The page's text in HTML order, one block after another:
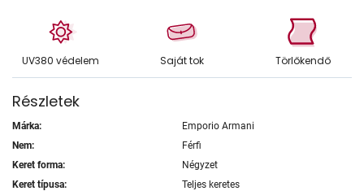
UV380 védelem Saját tok Törlőkendő
Részletek
Márka:
Emporio Armani
Nem:
Férfi
Keret forma:
Négyzet
Keret típusa:
Teljes keretes